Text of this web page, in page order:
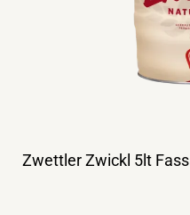
Zwettler Zwickl 5lt Fass